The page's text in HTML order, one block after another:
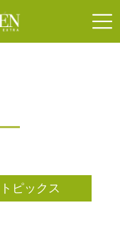
トピックス